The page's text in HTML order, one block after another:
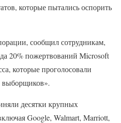
которые пытались оспорить
сообщил сотрудникам,
20% пожертвований Microsoft
которые проголосовали
выборщиков».
десятки крупных
Google, Walmart, Marriott,